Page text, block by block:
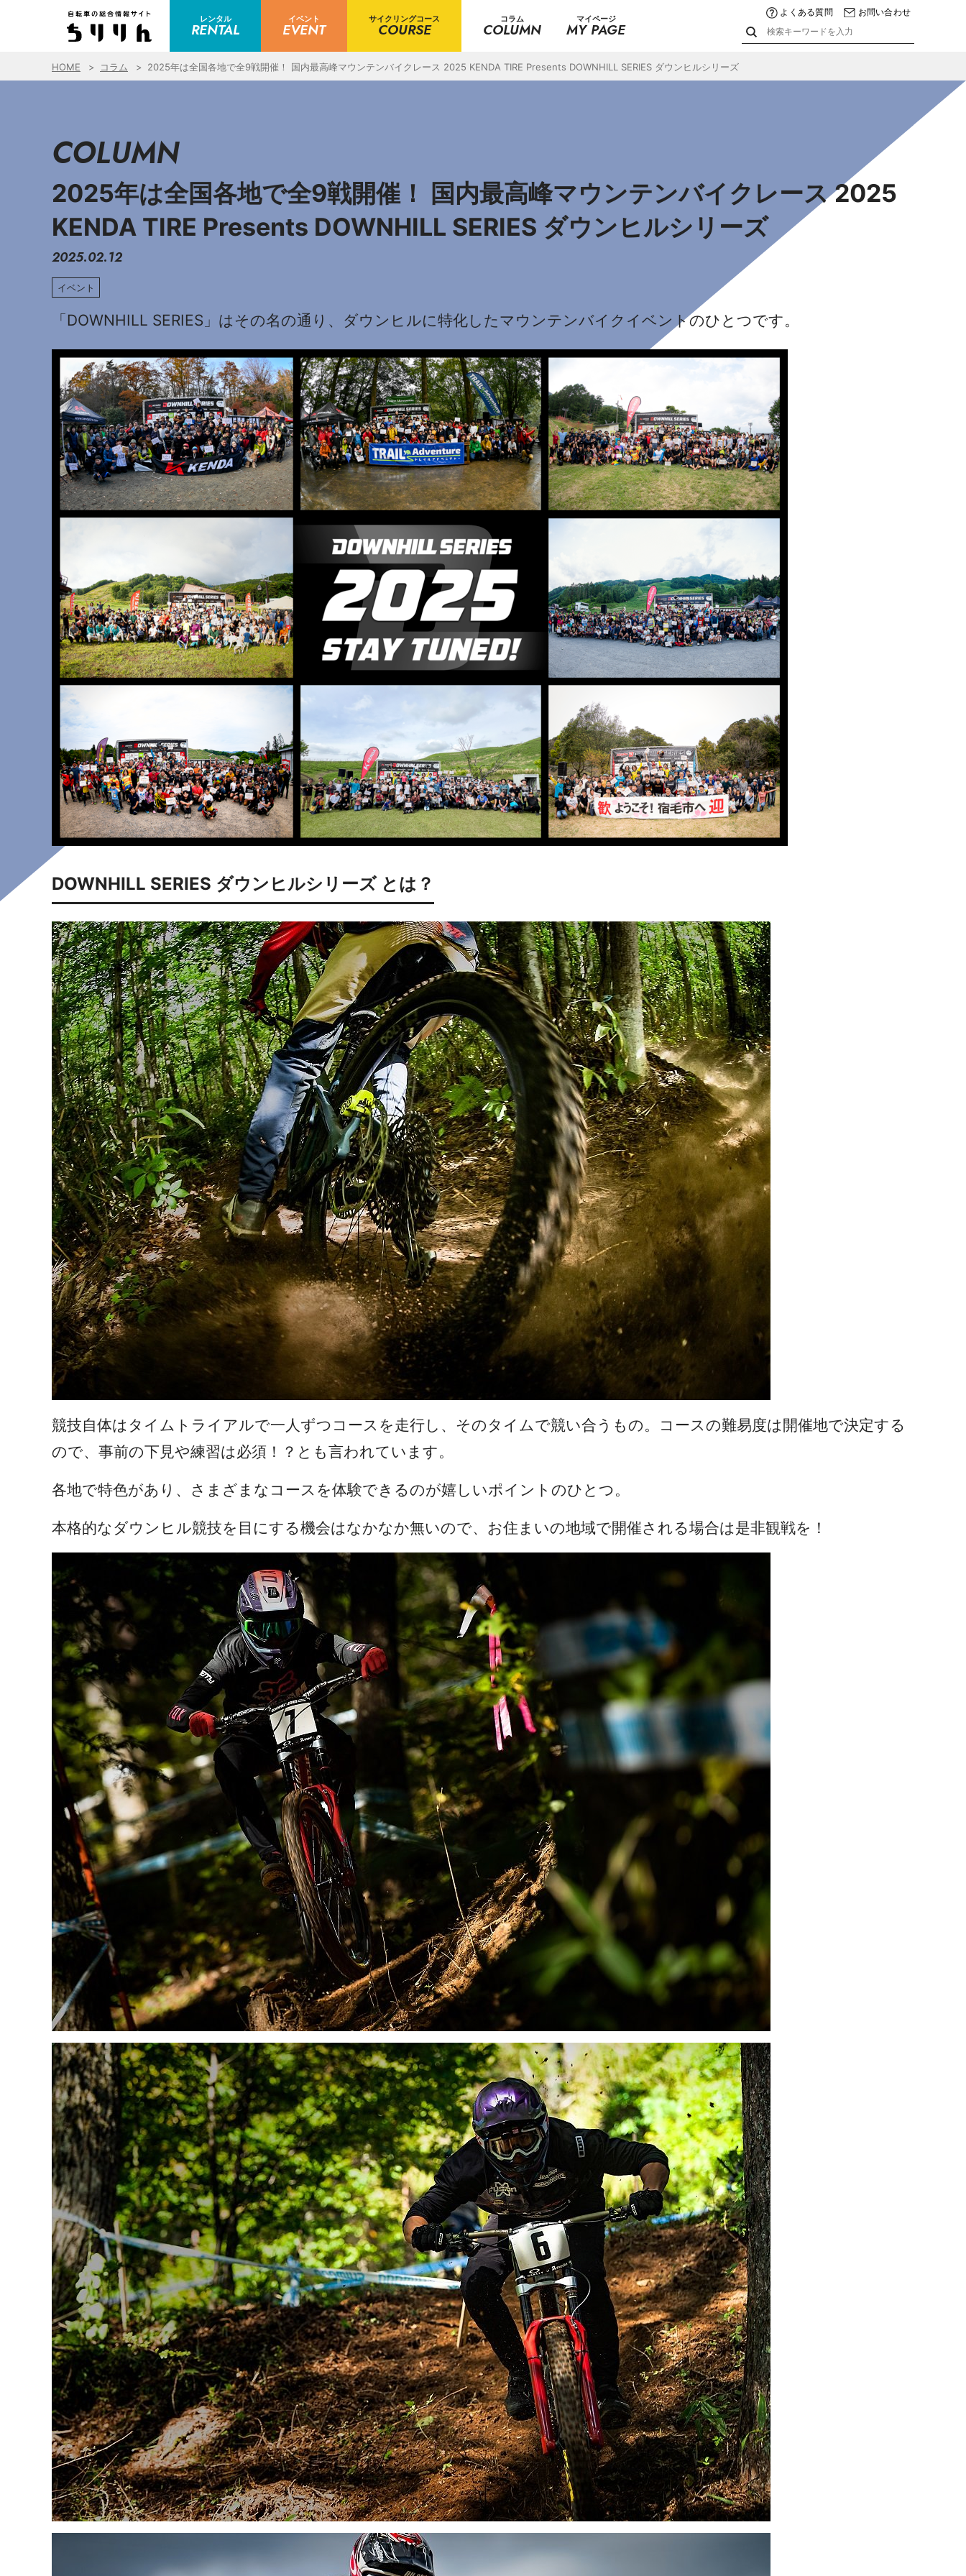
レンタル
RENTAL
イベント
EVENT
サイクリングコース
COURSE
コラム
COLUMN
マイページ
MY PAGE
よくある質問 お問い合わせ
HOME コラム 2025年は全国各地で全9戦開催！ 国内最高峰マウンテンバイクレース 2025 KENDA TIRE Presents DOWNHILL SERIES ダウンヒルシリーズ
COLUMN
2025年は全国各地で全9戦開催！ 国内最高峰マウンテンバイクレース 2025
KENDA TIRE Presents DOWNHILL SERIES ダウンヒルシリーズ
2025.02.12
イベント
「DOWNHILL SERIES」はその名の通り、ダウンヒルに特化したマウンテンバイクイベントのひとつです。
DOWNHILL SERIES ダウンヒルシリーズ とは？
競技自体はタイムトライアルで一人ずつコースを走行し、そのタイムで競い合うもの。コースの難易度は開催地で決定する
ので、事前の下見や練習は必須！？とも言われています。
各地で特色があり、さまざまなコースを体験できるのが嬉しいポイントのひとつ。
本格的なダウンヒル競技を目にする機会はなかなか無いので、お住まいの地域で開催される場合は是非観戦を！